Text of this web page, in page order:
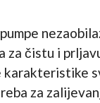
za čistu i
karakteristike
za